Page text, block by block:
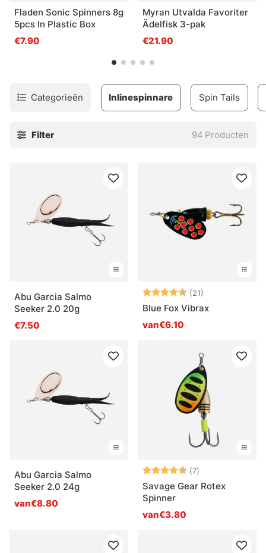
Fladen Sonic Spinners 8g
5pcs In Plastic Box
€7.90
Myran Utvalda Favoriter
Ädelfisk 3-pak
€21.90
Categorieën Inlinespinnare Spin Tails
Filter 94 Producten
Abu Garcia Salmo
Seeker 2.0 20g
€7.50
Beoordeling:
(21)
Blue Fox Vibrax
van€6.10
Abu Garcia Salmo
Seeker 2.0 24g
van€8.80
Beoordeling:
(7)
Savage Gear Rotex
Spinner
van€3.80